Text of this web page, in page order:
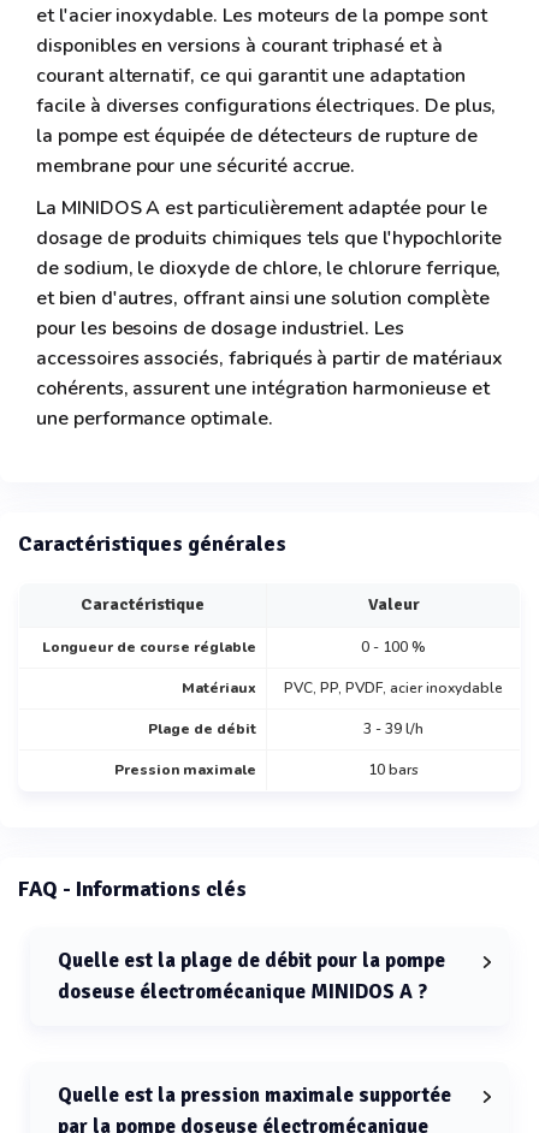
et l'acier inoxydable. Les moteurs de la pompe sont
disponibles en versions à courant triphasé et à
courant alternatif, ce qui garantit une adaptation
facile à diverses configurations électriques. De plus,
la pompe est équipée de détecteurs de rupture de
membrane pour une sécurité accrue.
La MINIDOS A est particulièrement adaptée pour le
dosage de produits chimiques tels que l'hypochlorite
de sodium, le dioxyde de chlore, le chlorure ferrique,
et bien d'autres, offrant ainsi une solution complète
pour les besoins de dosage industriel. Les
accessoires associés, fabriqués à partir de matériaux
cohérents, assurent une intégration harmonieuse et
une performance optimale.
Caractéristiques générales
Caractéristique Valeur
Longueur de course réglable 0 - 100 %
Matériaux PVC, PP, PVDF, acier inoxydable
Plage de débit 3 - 39 l/h
Pression maximale 10 bars
FAQ - Informations clés
Quelle est la plage de débit pour la pompe
doseuse électromécanique MINIDOS A ?
Quelle est la pression maximale supportée
par la pompe doseuse électromécanique